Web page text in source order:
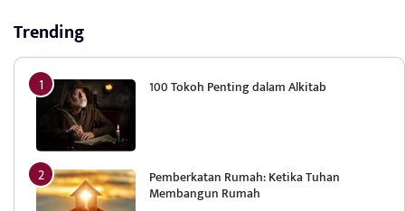
Trending
100 Tokoh Penting dalam Alkitab
Pemberkatan Rumah: Ketika Tuhan
Membangun Rumah